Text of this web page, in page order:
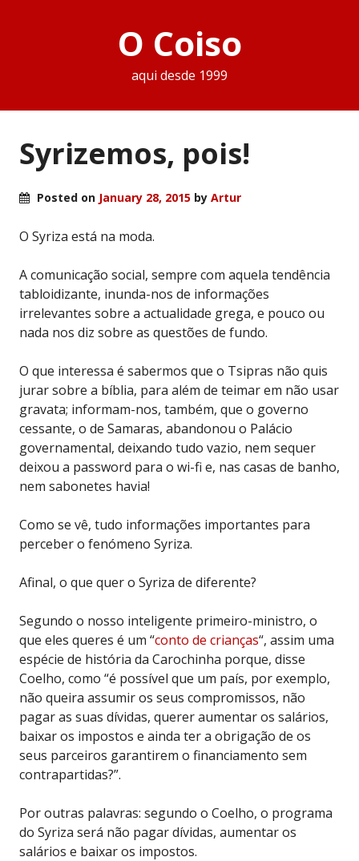
O Coiso
aqui desde 1999
Syrizemos, pois!
Posted on January 28, 2015 by Artur
O Syriza está na moda.
A comunicação social, sempre com aquela tendência
tabloidizante, inunda-nos de informações
irrelevantes sobre a actualidade grega, e pouco ou
nada nos diz sobre as questões de fundo.
O que interessa é sabermos que o Tsipras não quis
jurar sobre a bíblia, para além de teimar em não usar
gravata; informam-nos, também, que o governo
cessante, o de Samaras, abandonou o Palácio
governamental, deixando tudo vazio, nem sequer
deixou a password para o wi-fi e, nas casas de banho,
nem sabonetes havia!
Como se vê, tudo informações importantes para
perceber o fenómeno Syriza.
Afinal, o que quer o Syriza de diferente?
Segundo o nosso inteligente primeiro-ministro, o
que eles queres é um “conto de crianças“, assim uma
espécie de história da Carochinha porque, disse
Coelho, como “é possível que um país, por exemplo,
não queira assumir os seus compromissos, não
pagar as suas dívidas, querer aumentar os salários,
baixar os impostos e ainda ter a obrigação de os
seus parceiros garantirem o financiamento sem
contrapartidas?”.
Por outras palavras: segundo o Coelho, o programa
do Syriza será não pagar dívidas, aumentar os
salários e baixar os impostos.